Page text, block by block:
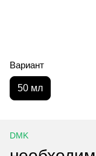
Вариант
50 мл
DMK